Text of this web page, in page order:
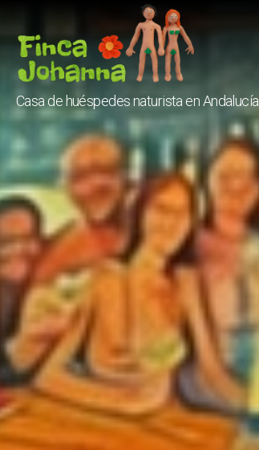
Finca
Johanna
Casa de huéspedes naturista en Andalucía